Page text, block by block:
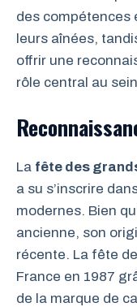
des compétences
leurs aînées,
offrir une
rôle central au
La fête des
a su s’inscrire
modernes. Bien
ancienne, son
récente. La fête
France en 1987
de la marque de